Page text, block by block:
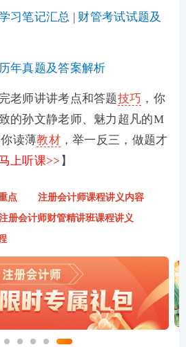
习笔记汇总
财管考试试题及
年真题及答案解析
老师讲讲考点和答题技巧 ，你
的孙文静老师、魅力超凡的M
读薄教材，举一反三，做题才
上听课>> 】
点
注册会计师课程讲义内容
册会计师财管精讲班课程讲义